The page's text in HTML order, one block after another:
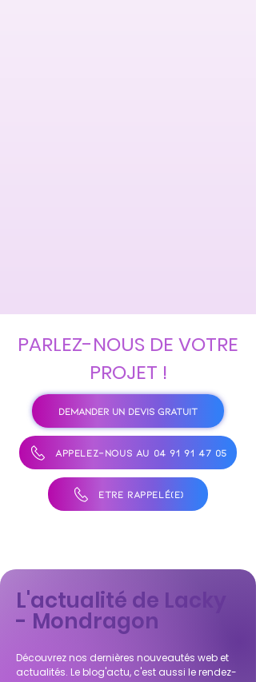
PARLEZ-NOUS DE VOTRE
PROJET !
DEMANDER UN DEVIS GRATUIT
APPELEZ-NOUS AU 04 91 91 47 05
ÊTRE RAPPELÉ(E)
L'actualité de Lacky
- Mondragon
Découvrez nos dernières nouveautés web et
actualités. Le blog'actu, c'est aussi le rendez-